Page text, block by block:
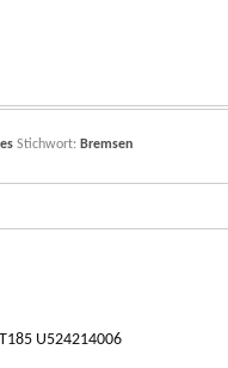
U524214006 quantity
Stichwort: Bremsen
U524214006